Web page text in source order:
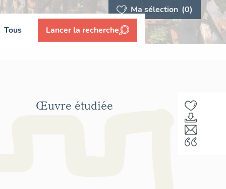
Ma sélection (0)
Tous Lancer la recherche
Œuvre étudiée